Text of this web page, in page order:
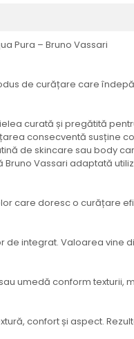
Pura – Bruno Vassari
de curățare care
curată și pregătită
consecventă susține
de skincare sau body
Bruno Vassari adaptată
care doresc o curățare
de integrat. Valoarea vine
umedă conform texturii,
confort și aspect.